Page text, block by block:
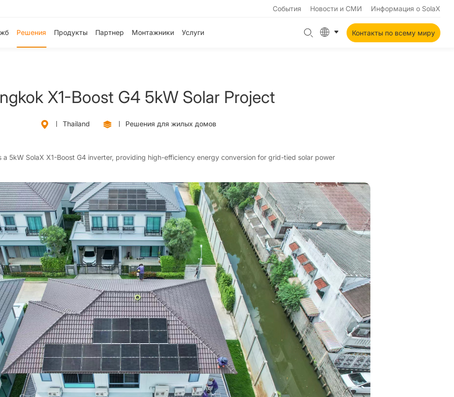
События Новости и СМИ Информация о SolaX
Решения Продукты Партнер Монтажники Услуги Контакты по всему миру
X1-Boost G4 5kW Solar Project
Thailand Решения для жилых домов
5kW SolaX X1-Boost G4 inverter, providing high-efficiency energy conversion for grid-tied solar power